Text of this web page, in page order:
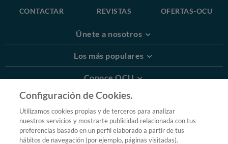
CONTACTAR REVISTAS OFERTAS-OCU
Únete a nosotros
Los más populares
Conoce OCU
Más Información
© 2026 OCU
Condiciones generales de contratación de OCU
Configuración de Cookies.
Utilizamos cookies propias y de terceros para analizar
nuestros servicios y mostrarte publicidad relacionada con tus
preferencias basado en un perfil elaborado a partir de tus
hábitos de navegación (por ejemplo, páginas visitadas).